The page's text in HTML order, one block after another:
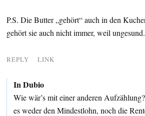
P.S. Die Butter „gehört“ auch in den
gehört sie auch nicht immer, weil ungesund.
REPLY LINK
In Dubio
Wie wär’s mit einer anderen
es weder den Mindestlohn, noch die